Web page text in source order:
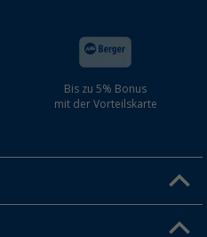
Bis zu 5% Bonus
mit der Vorteilskarte